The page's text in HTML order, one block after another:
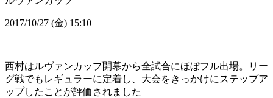
2017/10/27 (金) 15:10
西村はルヴァンカップ開幕から全試合にほぼフル出場。リー
グ戦でもレギュラーに定着し、大会をきっかけにステップア
ップしたことが評価されました